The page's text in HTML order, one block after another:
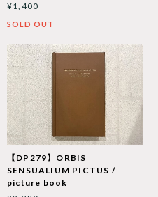
¥1,400
SOLD OUT
【DP279】ORBIS
SENSUALIUM PICTUS /
picture book